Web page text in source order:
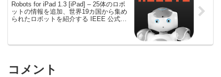
Robots for iPad 1.3 [iPad] – 25体のロボ
ットの情報を追加、世界19カ国から集め
られたロボットを紹介する IEEE 公式ア
コメント